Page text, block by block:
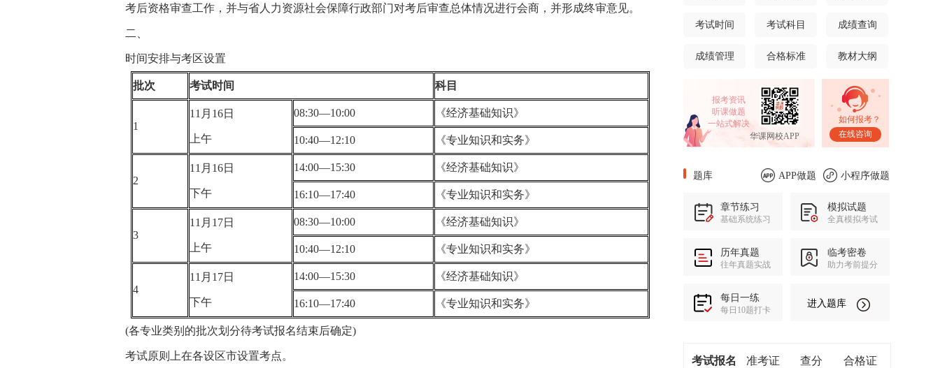
考后资格审查工作，并与省人力资源社会保障行政部门对考后审查总体情况进行会商，并形成终审意见。
二、
时间安排与考区设置
批次 考试时间 科目
1
11月16日
上午
08:30—10:00 《经济基础知识》
10:40—12:10 《专业知识和实务》
2
11月16日
下午
14:00—15:30 《经济基础知识》
16:10—17:40 《专业知识和实务》
3
11月17日
上午
08:30—10:00 《经济基础知识》
10:40—12:10 《专业知识和实务》
4
11月17日
下午
14:00—15:30 《经济基础知识》
16:10—17:40 《专业知识和实务》
(各专业类别的批次划分待考试报名结束后确定)
考试原则上在各设区市设置考点。
考试时间 考试科目 成绩查询
成绩管理 合格标准 教材大纲
报考资讯
听课做题
一站式解决
华课网校APP
如何报考？
在线咨询
题库 APP做题 小程序做题
章节练习
基础系统练习
模拟试题
全真模拟考试
历年真题
往年真题实战
临考密卷
助力考前提分
每日一练
每日10题打卡
进入题库
考试报名 准考证 查分 合格证